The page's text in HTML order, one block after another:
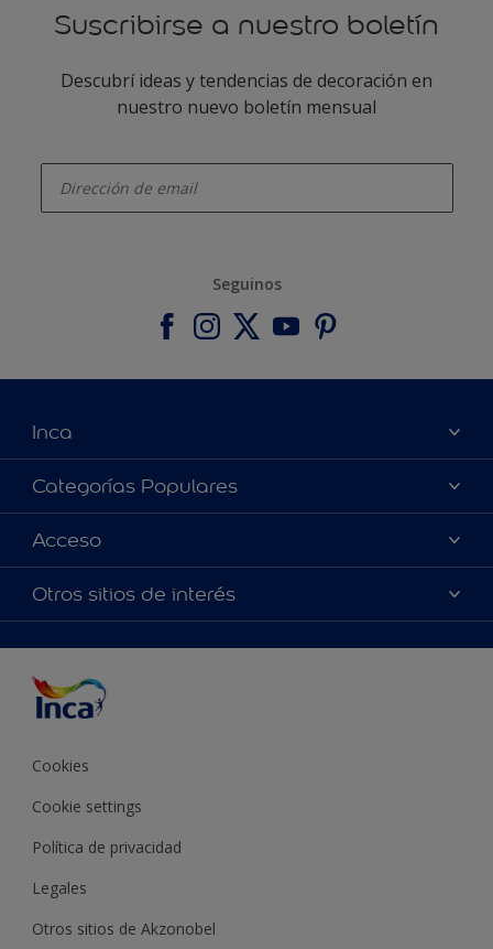
Suscribirse a nuestro boletín
Descubrí ideas y tendencias de decoración en
nuestro nuevo boletín mensual
Seguinos
Inca
Acerca de Inca
Contactanos
Encontrá un distribuidor Inca
Categorías Populares
Colores
Productos
Inspiración
Acceso
Accesibilidad
Precisión del color
Otros sitios de interés
Cookies
Cookie settings
Política de privacidad
Legales
Otros sitios de Akzonobel